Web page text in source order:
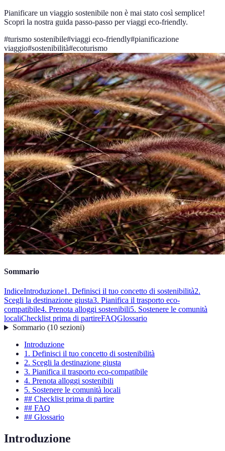
Pianificare un viaggio sostenibile non è mai stato così semplice!
Scopri la nostra guida passo-passo per viaggi eco-friendly.
#turismo sostenibile#viaggi eco-friendly#pianificazione
viaggio#sostenibilità#ecoturismo
Sommario
IndiceIntroduzione1. Definisci il tuo concetto di sostenibilità2.
Scegli la destinazione giusta3. Pianifica il trasporto eco-
compatibile4. Prenota alloggi sostenibili5. Sostenere le comunità
localiChecklist prima di partireFAQGlossario
Sommario(10 sezioni)
Introduzione
1. Definisci il tuo concetto di sostenibilità
2. Scegli la destinazione giusta
3. Pianifica il trasporto eco-compatibile
4. Prenota alloggi sostenibili
5. Sostenere le comunità locali
## Checklist prima di partire
## FAQ
## Glossario
Introduzione